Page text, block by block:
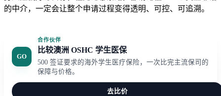
的中介，一定会让整个申请过程变得透明、可控、可追溯。
GO
合作伙伴
比较澳洲 OSHC 学生医保
500 签证要求的海外学生医疗保险，一次比完主流保司的
保障与价格。
去比价